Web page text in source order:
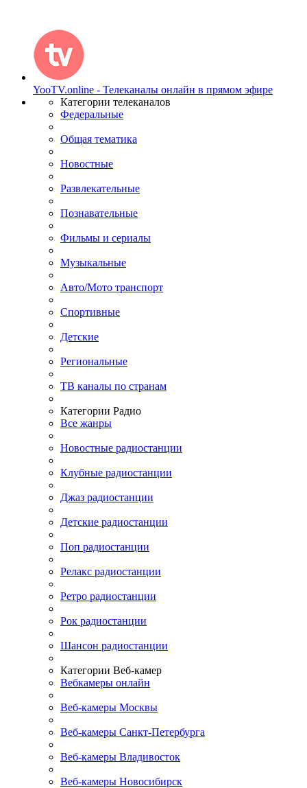
YooTV.online - Телеканалы онлайн в прямом эфире
Категории телеканалов
Федеральные
Общая тематика
Новостные
Развлекательные
Познавательные
Фильмы и сериалы
Музыкальные
Авто/Мото транспорт
Спортивные
Детские
Региональные
ТВ каналы по странам
Категории Радио
Все жанры
Новостные радиостанции
Клубные радиостанции
Джаз радиостанции
Детские радиостанции
Поп радиостанции
Релакс радиостанции
Ретро радиостанции
Рок радиостанции
Шансон радиостанции
Категории Веб-камер
Вебкамеры онлайн
Веб-камеры Москвы
Веб-камеры Санкт-Петербурга
Веб-камеры Владивосток
Веб-камеры Новосибирск